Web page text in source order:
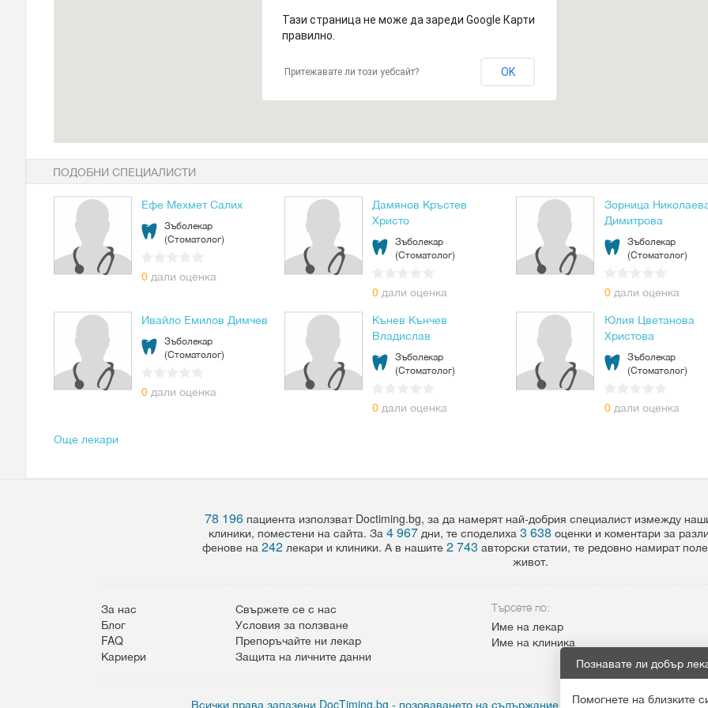
Тази страница не може да зареди Google Карти
правилно.
Притежавате ли този уебсайт? OK
ПОДОБНИ СПЕЦИАЛИСТИ
Ефе Мехмет Салих
Зъболекар
(Стоматолог)
0 дали оценка
Дамянов Кръстев
Христо
Зъболекар
(Стоматолог)
0 дали оценка
Зорница
Димитрова
Зъболекар
(Стоматолог)
0 дали оценка
Ивайло Емилов Димчев
Зъболекар
(Стоматолог)
0 дали оценка
Кънев Кънчев
Владислав
Зъболекар
(Стоматолог)
0 дали оценка
Юлия Цветанова
Христова
Зъболекар
(Стоматолог)
0 дали оценка
Още лекари
78 196 пациента използват Doctiming.bg, за да намерят най-добрия специалист измежду
клиники, поместени на сайта. За 4 967дни, те споделиха 3 638 оценки и коментари за
фенове на 242лекари и клиники. А в нашите 2 743 авторски статии, те редовно намират
живот.
За нас
Свържете се с нас
Блог
Условия за ползване
FAQ
Препоръчайте ни лекар
Кариери
Защита на личните данни
Търсете по:
Име на лекар
Име на клиника
Всички права запазени DocTiming.bg - позоваването на съдържание от сайта задължително с
Познавате ли добър
Помогнете на близките